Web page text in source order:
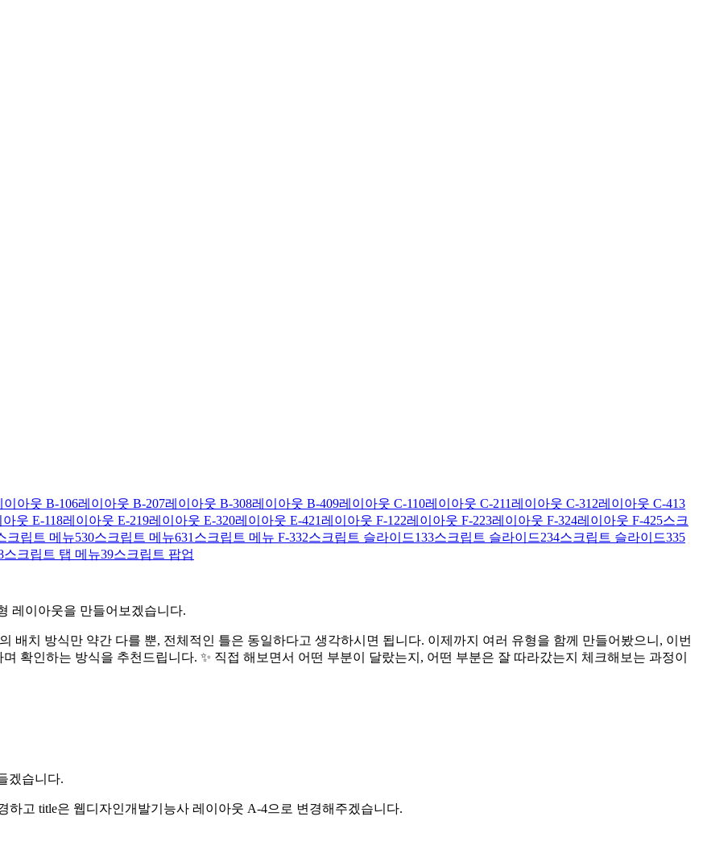
이아웃 B-106레이아웃 B-207레이아웃 B-308레이아웃 B-409레이아웃 C-110레이아웃 C-211 레이아웃 C-312레이아웃 C-413
웃 E-118레이아웃 E-219레이아웃 E-320레이아웃 E-421 레이아웃 F-1 22레이아웃 F-223레이아웃 F-324레이아웃 F-425스크
크립트 메뉴530스크립트 메뉴631 스크립트 메뉴 F-332스크립트 슬라이드133스크립트 슬라이드234스크립트 슬라이드335
스크립트 탭 메뉴39스크립트 팝업
레이아웃을 만들어보겠습니다.
배치 방식만 약간 다를 뿐, 전체적인 틀은 동일하다고 생각하시면 됩니다. 이제까지 여러 유형을 함께 만들어봤으니, 이번
확인하는 방식을 추천드립니다. ✨ 직접 해보면서 어떤 부분이 달랐는지, 어떤 부분은 잘 따라갔는지 체크해보는 과정이
겠습니다.
하고 title은 웹디자인개발기능사 레이아웃 A-4으로 변경해주겠습니다.